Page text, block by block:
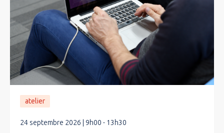
atelier
24 septembre 2026 | 9h00 - 13h30